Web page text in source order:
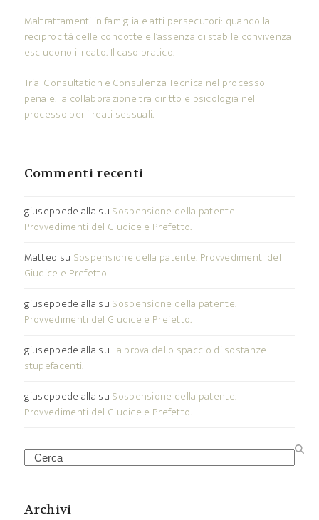
Maltrattamenti in famiglia e atti persecutori: quando la
reciprocità delle condotte e l’assenza di stabile convivenza
escludono il reato. Il caso pratico.
Trial Consultation e Consulenza Tecnica nel processo
penale: la collaborazione tra diritto e psicologia nel
processo per i reati sessuali.
Commenti recenti
giuseppedelalla su Sospensione della patente.
Provvedimenti del Giudice e Prefetto.
Matteo su Sospensione della patente. Provvedimenti del
Giudice e Prefetto.
giuseppedelalla su Sospensione della patente.
Provvedimenti del Giudice e Prefetto.
giuseppedelalla su La prova dello spaccio di sostanze
stupefacenti.
giuseppedelalla su Sospensione della patente.
Provvedimenti del Giudice e Prefetto.
Search
Archivi